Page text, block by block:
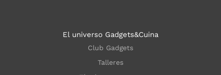
El universo Gadgets&Cuina
Club Gadgets
Talleres